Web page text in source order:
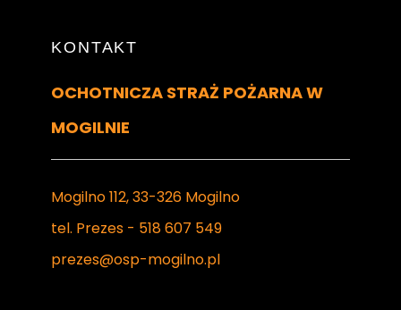
KONTAKT
OCHOTNICZA STRAŻ POŻARNA W
MOGILNIE
Mogilno 112, 33-326 Mogilno
tel. Prezes - 518 607 549
prezes@osp-mogilno.pl